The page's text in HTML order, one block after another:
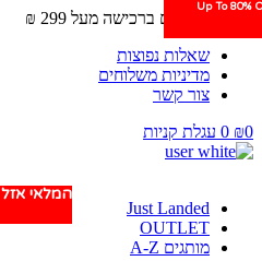
משלוחים חינם ברכישה מעל 299 ₪
שאלות נפוצות
מדיניות משלוחים
צור קשר
₪0
0 עגלת קניות
Just Landed
OUTLET
מותגים A-Z
Up To 80%
המלאי אזל